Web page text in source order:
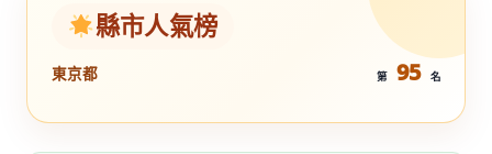
縣市人氣榜
東京都 第 95 名